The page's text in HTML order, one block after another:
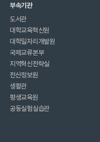
부속기관
도서관
대학교육혁신원
대학일자리개발원
국제교류본부
지역혁신전략실
전산정보원
생활관
평생교육원
공동실험실습관